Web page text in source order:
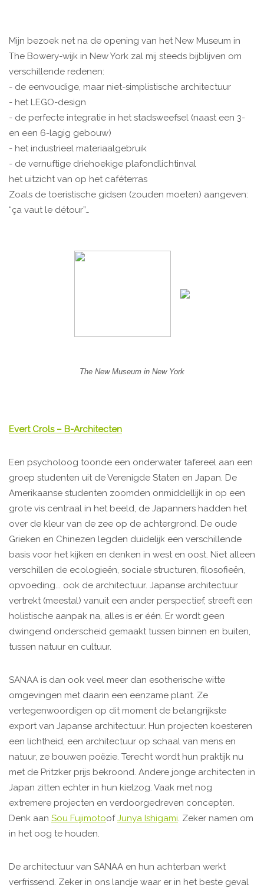
Mijn bezoek net na de opening van het New Museum in
The Bowery-wijk in New York zal mij steeds bijblijven om
verschillende redenen:
- de eenvoudige, maar niet-simplistische architectuur
- het LEGO-design
- de perfecte integratie in het stadsweefsel (naast een 3-
en een 6-lagig gebouw)
- het industrieel materiaalgebruik
- de vernuftige driehoekige plafondlichtinval
het uitzicht van op het caféterras
Zoals de toeristische gidsen (zouden moeten) aangeven:
“ça vaut le détour”…
The New Museum in New York
Evert Crols – B-Architecten
Een psycholoog toonde een onderwater tafereel aan een
groep studenten uit de Verenigde Staten en Japan. De
Amerikaanse studenten zoomden onmiddellijk in op een
grote vis centraal in het beeld, de Japanners hadden het
over de kleur van de zee op de achtergrond. De oude
Grieken en Chinezen legden duidelijk een verschillende
basis voor het kijken en denken in west en oost. Niet alleen
verschillen de ecologieën, sociale structuren, filosofieën,
opvoeding... ook de architectuur. Japanse architectuur
vertrekt (meestal) vanuit een ander perspectief, streeft een
holistische aanpak na, alles is er één. Er wordt geen
dwingend onderscheid gemaakt tussen binnen en buiten,
tussen natuur en cultuur.
SANAA is dan ook veel meer dan esotherische witte
omgevingen met daarin een eenzame plant. Ze
vertegenwoordigen op dit moment de belangrijkste
export van Japanse architectuur. Hun projecten koesteren
een lichtheid, een architectuur op schaal van mens en
natuur, ze bouwen poëzie. Terecht wordt hun praktijk nu
met de Pritzker prijs bekroond. Andere jonge architecten in
Japan zitten echter in hun kielzog. Vaak met nog
extremere projecten en verdoorgedreven concepten.
Denk aan Sou FujimotoofJunya Ishigami. Zeker namen om
in het oog te houden.
De architectuur van SANAA en hun achterban werkt
verfrissend. Zeker in ons landje waar er in het beste geval